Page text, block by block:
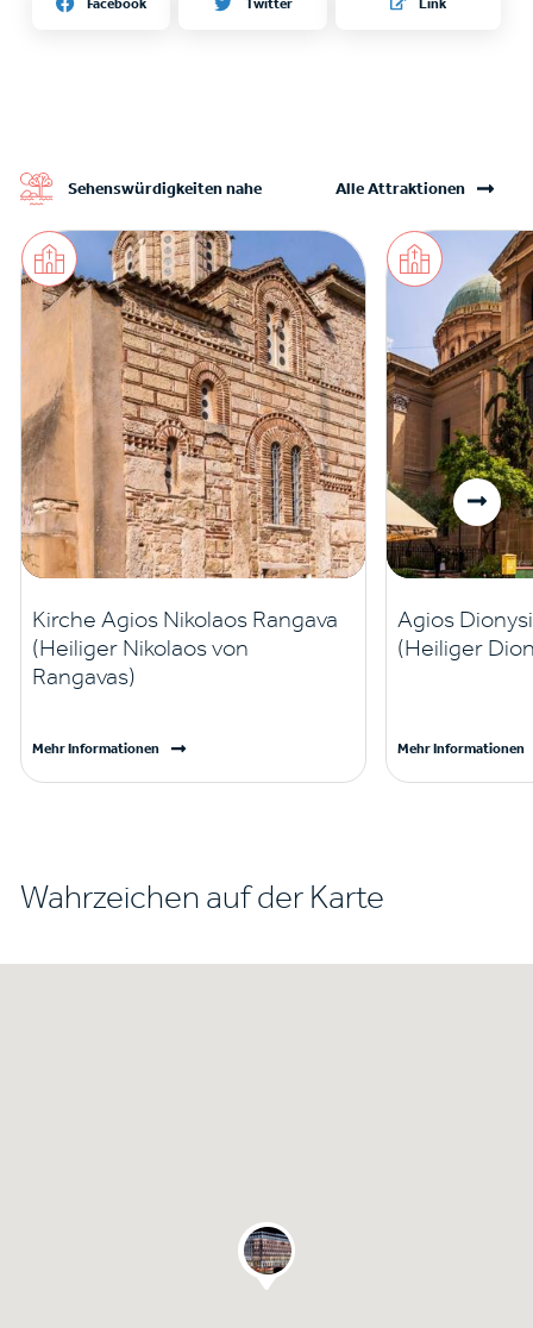
Facebook Twitter Link
Sehenswürdigkeiten nahe Alle Attraktionen
Kirche Agios Nikolaos Rangava
(Heiliger Nikolaos von
Rangavas)
Mehr Informationen
Agios
(Heiliger
Mehr Informationen
Wahrzeichen auf der Karte